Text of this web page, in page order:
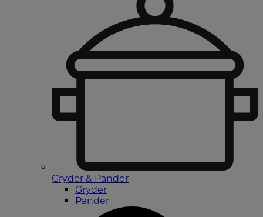
Gryder & Pander
Gryder
Pander